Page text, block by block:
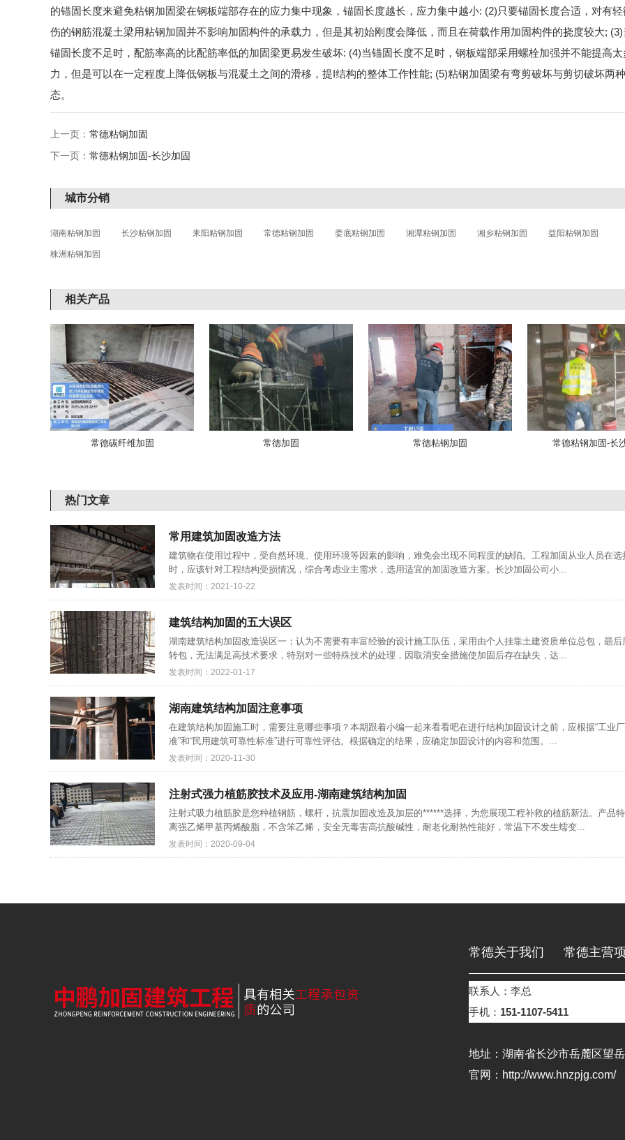
的锚固长度来避免粘钢加固梁在钢板端部存在的应力集中现象，锚固长度越长，应力集中越小: (2)只要锚固长度合适，对有
伤的钢筋混凝土梁用粘钢加固并不影响加固构件的承载力，但是其初始刚度会降低，而且在荷载作用加固构件的挠度较大;
锚固长度不足时，配筋率高的比配筋率低的加固梁更易发生破坏: (4)当锚固长度不足时，钢板端部采用螺栓加强并不能提高
力，但是可以在一定程度上降低钢板与混凝土之间的滑移，提I结构的整体工作性能; (5)粘钢加固梁有弯剪破坏与剪切破坏两
态。
上一页： 常德粘钢加固
下一页： 常德粘钢加固-长沙加固
城市分销
湖南粘钢加固 长沙粘钢加固 耒阳粘钢加固 常德粘钢加固 娄底粘钢加固 湘潭粘钢加固 湘乡粘钢加固 益阳粘钢加固
株洲粘钢加固
相关产品
常德碳纤维加固 常德加固 常德粘钢加固 常德粘钢加固-长
热门文章
常用建筑加固改造方法
建筑物在使用过程中，受自然环境、使用环境等因素的影响，难免会出现不同程度的缺陷。工程加固从业人员在选
时，应该针对工程结构受损情况，综合考虑业主需求，选用适宜的加固改造方案。长沙加固公司小...
发表时间：2021-10-22
建筑结构加固的五大误区
湖南建筑结构加固改造误区一；认为不需要有丰富经验的设计施工队伍，采用由个人挂靠土建资质单位总包，朂后
转包，无法满足高技术要求，特别对一些特殊技术的处理，因取消安全措施使加固后存在缺失，达...
发表时间：2022-01-17
湖南建筑结构加固注意事项
在建筑结构加固施工时，需要注意哪些事项？本期跟着小编一起来看看吧在进行结构加固设计之前，应根据“工业
准”和“民用建筑可靠性标准”进行可靠性评估。根据确定的结果，应确定加固设计的内容和范围。...
发表时间：2020-11-30
注射式强力植筋胶技术及应用-湖南建筑结构加固
注射式吸力植筋胶是您种植钢筋，螺杆，抗震加固改造及加层的******选择，为您展现工程补救的植筋新法。产品
离强乙烯甲基丙烯酸脂，不含笨乙烯，安全无毒害高抗酸碱性，耐老化耐热性能好，常温下不发生蠕变...
发表时间：2020-09-04
常德关于我们 常德主营
常德荣誉资质
联系人：李总
手机： 151-1107-5411
地址：湖南省长沙市岳麓区望
官网：http://www.hnzpjg.com/